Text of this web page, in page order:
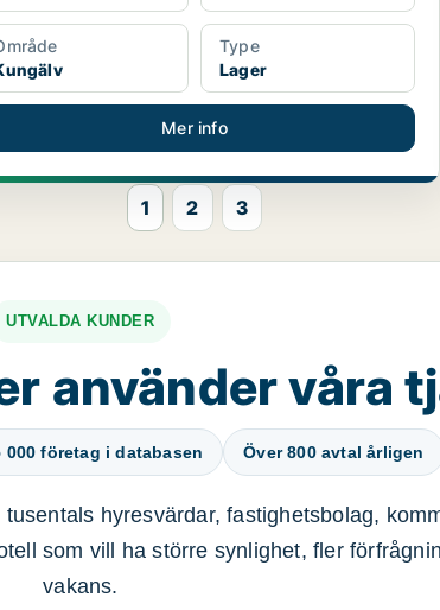
Type
Lager
Mer info
1 2 3
UTVALDA KUNDER
använder våra
000 företag i databasen Över 800 avtal årligen
hyresvärdar, fastighetsbolag,
som vill ha större synlighet, fler
vakans.